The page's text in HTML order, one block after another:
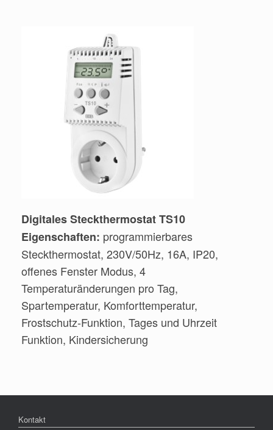
Digitales Steckthermostat TS10
Eigenschaften: programmierbares
Steckthermostat, 230V/50Hz, 16A, IP20,
offenes Fenster Modus, 4
Temperaturänderungen pro Tag,
Spartemperatur, Komforttemperatur,
Frostschutz-Funktion, Tages und Uhrzeit
Funktion, Kindersicherung
Kontakt